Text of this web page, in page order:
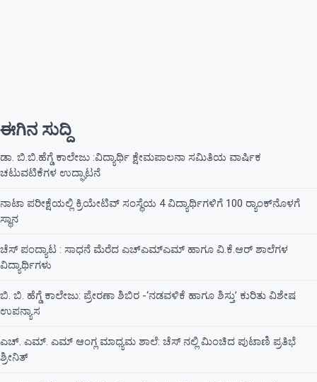
ಈಗಿನ ಸುದ್ದಿ
ಡಾ. ಬಿ.ಬಿ.ಹೆಗ್ಡೆ ಕಾಲೇಜು :ವಿದ್ಯಾರ್ಥಿ ಕ್ಷೇಮಪಾಲನಾ ಸಮಿತಿಯ ವಾರ್ಷಿಕ
ಚಟುವಟಿಕೆಗಳ ಉದ್ಘಾಟನೆ
ನಾಟಾ ಪರೀಕ್ಷೆಯಲ್ಲಿ ಕ್ರಿಯೇಟಿವ್ ಸಂಸ್ಥೆಯ 4 ವಿದ್ಯಾರ್ಥಿಗಳಿಗೆ 100 ರ‍್ಯಾಂಕ್‌ನೊಳಗೆ
ಸ್ಥಾನ
ಚೆಸ್ ಪಂದ್ಯಾಟ : ಸಾಧನೆ ಮೆರೆದ ಎಚ್ಎಮ್ಎಮ್ ಹಾಗೂ ವಿ.ಕೆ.ಆರ್ ಶಾಲೆಗಳ
ವಿದ್ಯಾರ್ಥಿಗಳು
ಬಿ. ಬಿ. ಹೆಗ್ಡೆ ಕಾಲೇಜು: ಪ್ರೇರಣಾ ಶಿಬಿರ -‘ನಡವಳಿಕೆ ಹಾಗೂ ಶಿಸ್ತು’ ಕುರಿತು ವಿಶೇಷ
ಉಪನ್ಯಾಸ
ಎಚ್. ಎಮ್. ಎಮ್ ಆಂಗ್ಲ ಮಾಧ್ಯಮ ಶಾಲೆ: ಚೆಸ್ ನಲ್ಲಿ ಮಿಂಚಿದ ಪುಟಾಣಿ ಪ್ರತಿಭೆ
ಶ್ರೀನಿತ್